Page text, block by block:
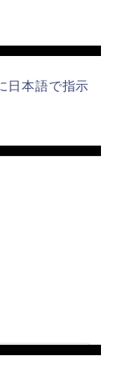
日本語で指示